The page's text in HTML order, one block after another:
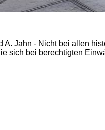
A. Jahn - Nicht bei allen
sich bei berechtigten